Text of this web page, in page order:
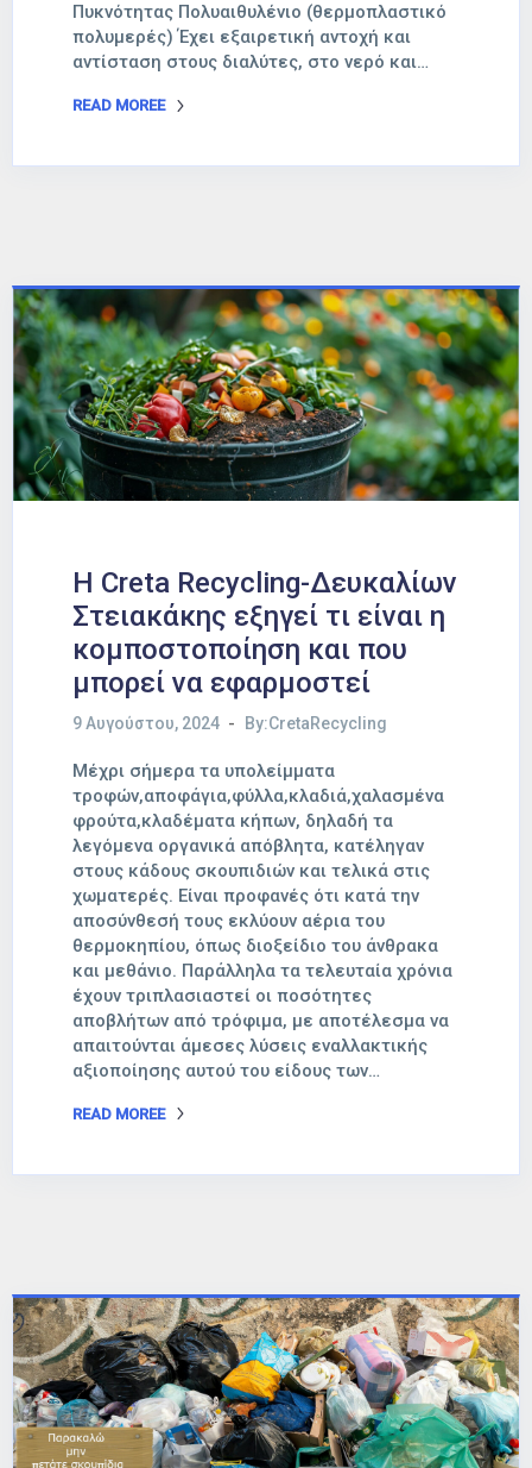
Πυκνότητας Πολυαιθυλένιο (θερμοπλαστικό
πολυμερές) Έχει εξαιρετική αντοχή και
αντίσταση στους διαλύτες, στο νερό και…
READ MOREE
Η Creta Recycling-Δευκαλίων
Στειακάκης εξηγεί τι είναι η
κομποστοποίηση και που
μπορεί να εφαρμοστεί
9 Αυγούστου, 2024 By:CretaRecycling
Μέχρι σήμερα τα υπολείμματα
τροφών,αποφάγια,φύλλα,κλαδιά,χαλασμένα
φρούτα,κλαδέματα κήπων, δηλαδή τα
λεγόμενα οργανικά απόβλητα, κατέληγαν
στους κάδους σκουπιδιών και τελικά στις
χωματερές. Είναι προφανές ότι κατά την
αποσύνθεσή τους εκλύουν αέρια του
θερμοκηπίου, όπως διοξείδιο του άνθρακα
και μεθάνιο. Παράλληλα τα τελευταία χρόνια
έχουν τριπλασιαστεί οι ποσότητες
αποβλήτων από τρόφιμα, με αποτέλεσμα να
απαιτούνται άμεσες λύσεις εναλλακτικής
αξιοποίησης αυτού του είδους των…
READ MOREE